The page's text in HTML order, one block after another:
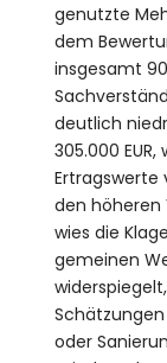
genutzte
dem
insgesamt
deutlich
305.000
Ertragswerte
den höheren
wies die
gemeinen
Schätzungen
oder